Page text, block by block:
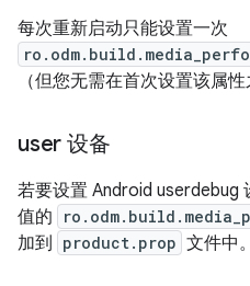
每次重新启动只能设置一次
（但您无需在首次设置该属
user 设备
若要设置 Android userdebug
值的
加到
product.prop 文件中